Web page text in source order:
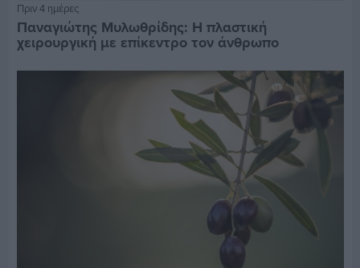
Πριν 4 ημέρες
Παναγιώτης Μυλωθρίδης: Η πλαστική
χειρουργική με επίκεντρο τον άνθρωπο